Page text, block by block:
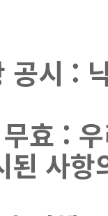
공시 :
효 :
된 사항